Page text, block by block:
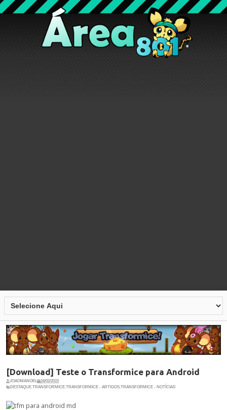
[Download] Teste o Transformice para Android
JOAOMANOEL
16/02/2015
DESTAQUE,TRANSFORMICE,TRANSFORMICE - ARTIGOS,TRANSFORMICE - NOTÍCIAS